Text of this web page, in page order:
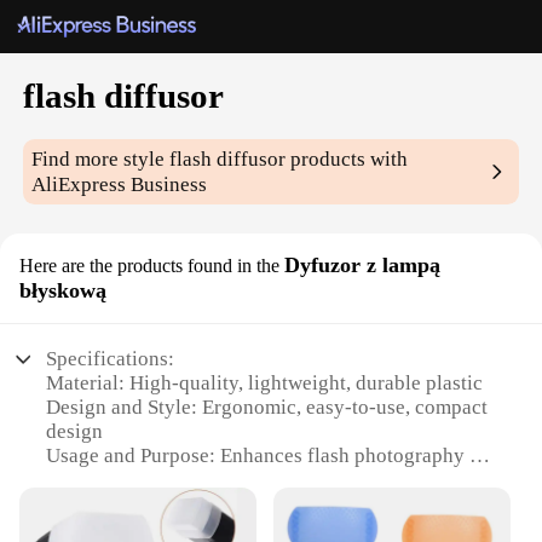
flash diffusor
Find more styleflash diffusor products with
AliExpress Business
Here are the products found in the Dyfuzor z lampą
błyskową
Specifications:
Material: High-quality, lightweight, durable plastic
Design and Style: Ergonomic, easy-to-use, compact
design
Usage and Purpose: Enhances flash photography by
Performance and Property: Optimizes light spread
for even illumination